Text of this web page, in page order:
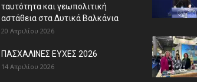
ταυτότητα και γεωπολιτική
αστάθεια στα Δυτικά Βαλκάνια
20 Απριλίου 2026
ΠΑΣΧΑΛΙΝΕΣ ΕΥΧΕΣ 2026
14 Απριλίου 2026